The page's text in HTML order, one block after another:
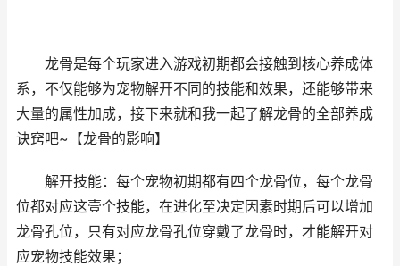
龙骨是每个玩家进入游戏初期都会接触到核心养成体
系，不仅能够为宠物解开不同的技能和效果，还能够带来
大量的属性加成，接下来就和我一起了解龙骨的全部养成
诀窍吧~【龙骨的影响】
解开技能：每个宠物初期都有四个龙骨位，每个龙骨
位都对应这壹个技能，在进化至决定因素时期后可以增加
龙骨孔位，只有对应龙骨孔位穿戴了龙骨时，才能解开对
应宠物技能效果；